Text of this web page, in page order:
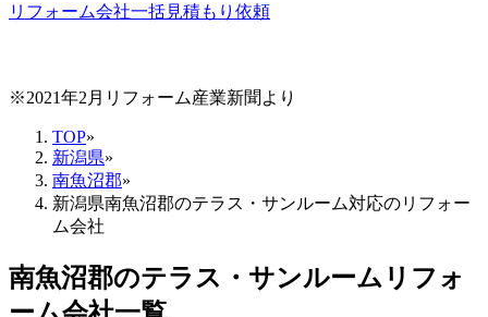
リフォーム会社一括見積もり依頼
※2021年2月リフォーム産業新聞より
TOP»
新潟県»
南魚沼郡»
新潟県南魚沼郡のテラス・サンルーム対応のリフォー
ム会社
南魚沼郡のテラス・サンルームリフォ